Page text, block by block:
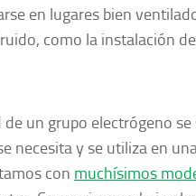
en lugares bien
como la instalación
de un grupo electrógeno
necesita y se utiliza en
con muchísimos